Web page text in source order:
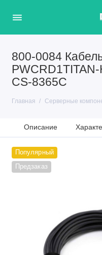
800-0084
CS-8365C
Главная Серверные
Описание
Популярный
Предзаказ